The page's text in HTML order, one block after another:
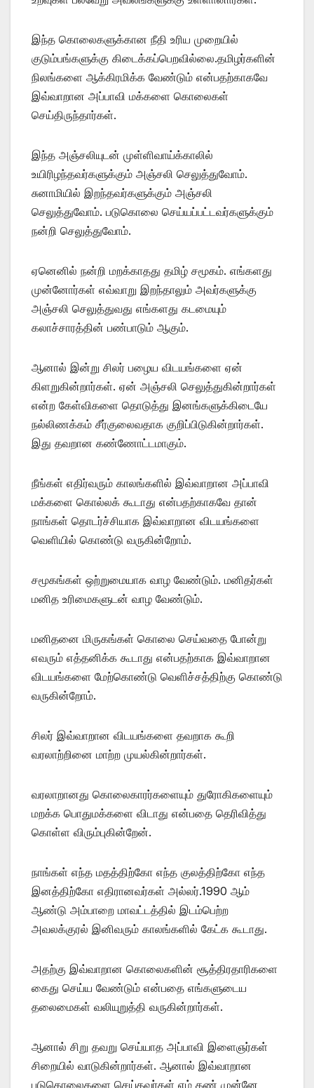
இந்த கொலைகளுக்கான நீதி உரிய முறையில்
குடும்பங்களுக்கு கிடைக்கப்பெறவில்லை.தமிழர்களின்
நிலங்களை ஆக்கிரமிக்க வேண்டும் என்பதற்காகவே
இவ்வாறான அப்பாவி மக்களை கொலைகள்
செய்திருந்தார்கள்.
இந்த அஞ்சலியுடன் முள்ளிவாய்க்காலில்
உயிரிழந்தவர்களுக்கும் அஞ்சலி செலுத்துவோம்.
சுனாமியில் இறந்தவர்களுக்கும் அஞ்சலி
செலுத்துவோம். படுகொலை செய்யப்பட்டவர்களுக்கும்
நன்றி செலுத்துவோம்.
ஏனெனில் நன்றி மறக்காதது தமிழ் சமூகம். எங்களது
முன்னோர்கள் எவ்வாறு இறந்தாலும் அவர்களுக்கு
அஞ்சலி செலுத்துவது எங்களது கடமையும்
கலாச்சாரத்தின் பண்பாடும் ஆகும்.
ஆனால் இன்று சிலர் பழைய விடயங்களை ஏன்
கிளறுகின்றார்கள். ஏன் அஞ்சலி செலுத்துகின்றார்கள்
என்ற கேள்விகளை தொடுத்து இனங்களுக்கிடையே
நல்லிணக்கம் சீர்குலைவதாக குறிப்பிடுகின்றார்கள்.
இது தவறான கண்ணோட்டமாகும்.
நீங்கள் எதிர்வரும் காலங்களில் இவ்வாறான அப்பாவி
மக்களை கொல்லக் கூடாது என்பதற்காகவே தான்
நாங்கள் தொடர்ச்சியாக இவ்வாறான விடயங்களை
வெளியில் கொண்டு வருகின்றோம்.
சமூகங்கள் ஒற்றுமையாக வாழ வேண்டும். மனிதர்கள்
மனித உரிமைகளுடன் வாழ வேண்டும்.
மனிதனை மிருகங்கள் கொலை செய்வதை போன்று
எவரும் எத்தனிக்க கூடாது என்பதற்காக இவ்வாறான
விடயங்களை மேற்கொண்டு வெளிச்சத்திற்கு கொண்டு
வருகின்றோம்.
சிலர் இவ்வாறான விடயங்களை தவறாக கூறி
வரலாற்றினை மாற்ற முயல்கின்றார்கள்.
வரலாறானது கொலைகாரர்களையும் துரோகிகளையும்
மறக்க பொதுமக்களை விடாது என்பதை தெரிவித்து
கொள்ள விரும்புகின்றேன்.
நாங்கள் எந்த மதத்திற்கோ எந்த குலத்திற்கோ எந்த
இனத்திற்கோ எதிரானவர்கள் அல்லர்.1990 ஆம்
ஆண்டு அம்பாறை மாவட்டத்தில் இடம்பெற்ற
அவலக்குரல் இனிவரும் காலங்களில் கேட்க கூடாது.
அதற்கு இவ்வாறான கொலைகளின் சூத்திரதாரிகளை
கைது செய்ய வேண்டும் என்பதை எங்களுடைய
தலைமைகள் வலியுறுத்தி வருகின்றார்கள்.
ஆனால் சிறு தவறு செய்யாத அப்பாவி இளைஞர்கள்
சிறையில் வாடுகின்றார்கள். ஆனால் இவ்வாறான
படுகொலைகளை செய்தவர்கள் எம் கண் முன்னே